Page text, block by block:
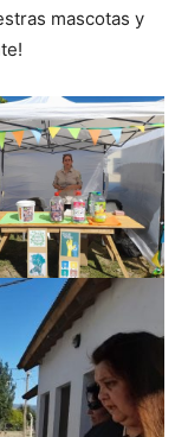
mascotas y